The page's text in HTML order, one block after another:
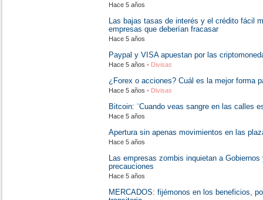
Hace 5 años
Las bajas tasas de interés y el crédito fácil
empresas que deberían fracasar
Hace 5 años
Paypal y VISA apuestan por las
Hace 5 años • Divisas
¿Forex o acciones? Cuál es la mejor forma
Hace 5 años • Divisas
Bitcoin: ¨Cuando veas sangre en las calles
Hace 5 años
Apertura sin apenas movimientos en las
Hace 5 años
Las empresas zombis inquietan a
precauciones
Hace 5 años
MERCADOS: fijémonos en los beneficios,